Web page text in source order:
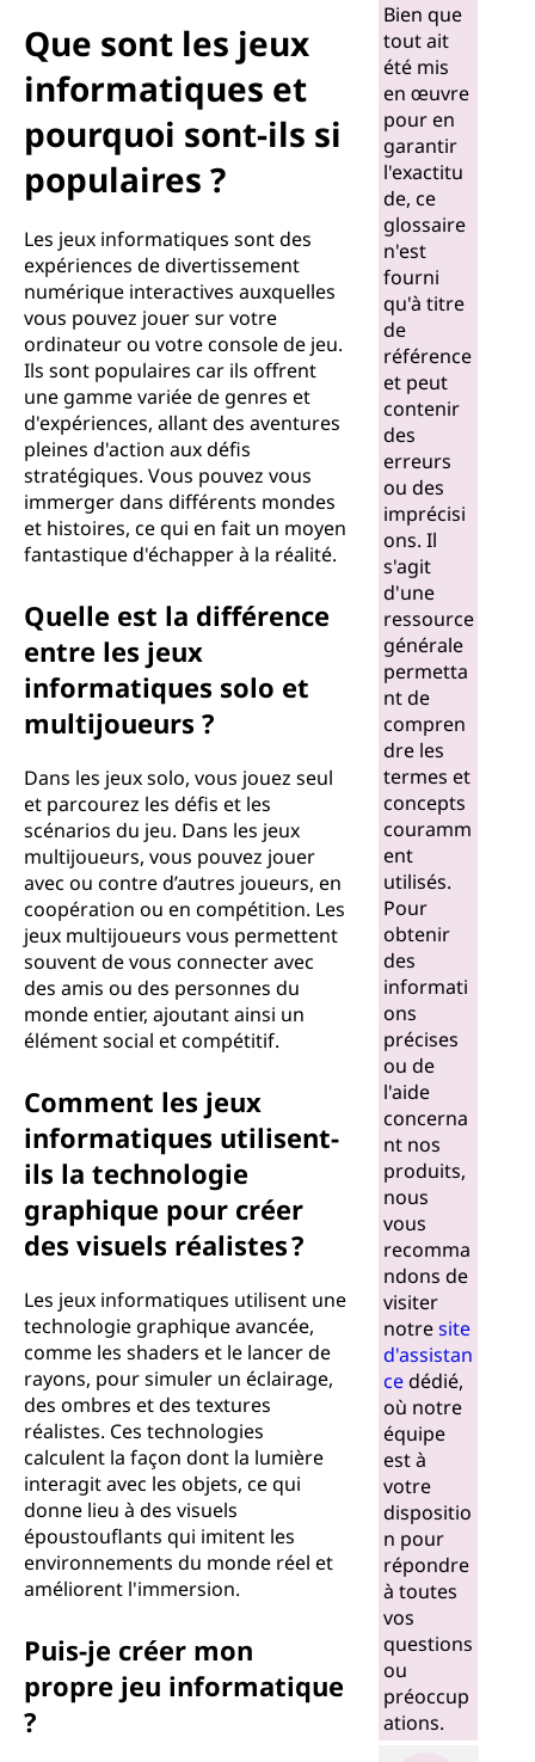
Que sont les jeux
informatiques et
pourquoi sont-ils si
populaires ?
Les jeux informatiques sont des
expériences de divertissement
numérique interactives auxquelles
vous pouvez jouer sur votre
ordinateur ou votre console de jeu.
Ils sont populaires car ils offrent
une gamme variée de genres et
d'expériences, allant des aventures
pleines d'action aux défis
stratégiques. Vous pouvez vous
immerger dans différents mondes
et histoires, ce qui en fait un moyen
fantastique d'échapper à la réalité.
Quelle est la différence
entre les jeux
informatiques solo et
multijoueurs ?
Dans les jeux solo, vous jouez seul
et parcourez les défis et les
scénarios du jeu. Dans les jeux
multijoueurs, vous pouvez jouer
avec ou contre d’autres joueurs, en
coopération ou en compétition. Les
jeux multijoueurs vous permettent
souvent de vous connecter avec
des amis ou des personnes du
monde entier, ajoutant ainsi un
élément social et compétitif.
Comment les jeux
informatiques utilisent-
ils la technologie
graphique pour créer
des visuels réalistes ?
Les jeux informatiques utilisent une
technologie graphique avancée,
comme les shaders et le lancer de
rayons, pour simuler un éclairage,
des ombres et des textures
réalistes. Ces technologies
calculent la façon dont la lumière
interagit avec les objets, ce qui
donne lieu à des visuels
époustouflants qui imitent les
environnements du monde réel et
améliorent l'immersion.
Puis-je créer mon
propre jeu informatique
?
Bien que
tout ait
été mis
en œuvre
pour en
garantir
l'exactitu
de, ce
glossaire
n'est
fourni
qu'à titre
de
référence
et peut
contenir
des
erreurs
ou des
imprécisi
ons. Il
s'agit
d'une
ressource
générale
permetta
nt de
compren
dre les
termes et
concepts
couramm
ent
utilisés.
Pour
obtenir
des
informati
ons
précises
ou de
l'aide
concerna
nt nos
produits,
nous
vous
recomma
ndons de
visiter
notresite
d'assistan
cedédié,
où notre
équipe
est à
votre
dispositio
n pour
répondre
à toutes
vos
questions
ou
préoccup
ations.